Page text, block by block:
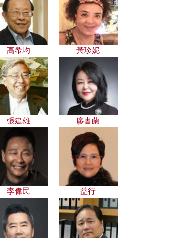
高希均 黃珍妮
張建雄 廖書蘭
李偉民 益行